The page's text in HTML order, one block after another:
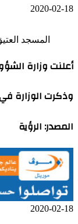
2020-02-18
المسجد
أعلنت وزارة الشؤون
وذكرت الوزارة
المصدر: الرؤية
2020-02-18